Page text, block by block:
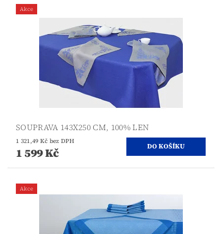
Akce
SOUPRAVA 143X250 CM, 100% LEN
1 321,49 Kč bez DPH
1 599 Kč
Akce